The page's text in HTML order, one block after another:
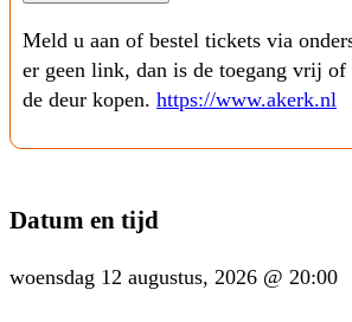
Meld u aan of bestel tickets via
er geen link, dan is de toegang vrij of
de deur kopen. https://www.akerk.nl
Datum en tijd
woensdag 12 augustus, 2026 @ 20:00